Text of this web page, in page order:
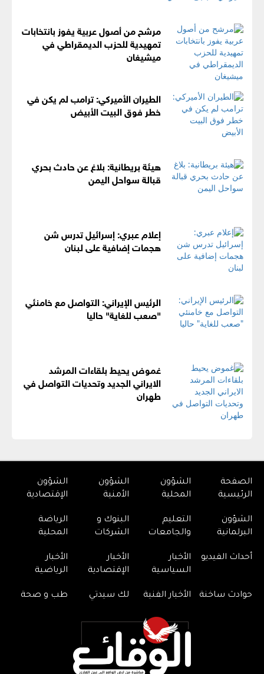
مرشح من أصول عربية يفوز بانتخابات
تمهيدية للحزب الديمقراطي في
ميشيغان
الطيران الأميركي: ترامب لم يكن في
خطر فوق البيت الأبيض
هيئة بريطانية: بلاغ عن حادث بحري
قبالة سواحل اليمن
إعلام عبري: إسرائيل تدرس شن
هجمات إضافية على لبنان
الرئيس الإيراني: التواصل مع خامنئي
"صعب للغاية" حاليا
غموض يحيط بلقاءات المرشد
الايراني الجديد وتحديات التواصل في
طهران
الصفحة
الرئيسية
الشؤون
المحلية
الشؤون
الأمنية
الشؤون
الإقتصادية
الشؤون
البرلمانية
التعليم
والجامعات
البنوك و
الشركات
الرياضة
المحلية
أحداث الفيديو
الأخبار
السياسية
الأخبار
الإقتصادية
الأخبار
الرياضية
حوادث ساخنة الأخبار الفنية لك سيدتي طب و صحة